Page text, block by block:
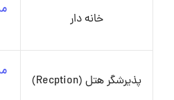
خانه دار
پذیرشگر هتل (Recption)